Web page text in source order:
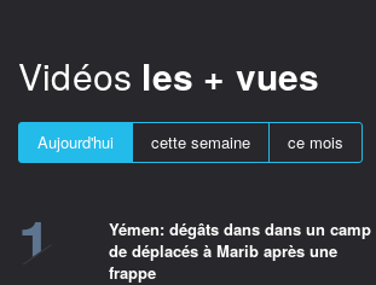
Vidéos les + vues
Aujourd'hui cette semaine ce mois
1
Yémen: dégâts dans dans un camp
de déplacés à Marib après une
frappe